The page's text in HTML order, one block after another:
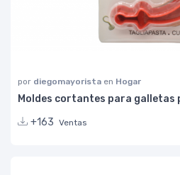
por diegomayorista en Hogar
Moldes cortantes para galletas
+163 Ventas